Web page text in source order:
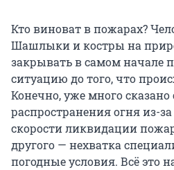
Кто виноват в пожарах?
Шашлыки и костры на
закрывать в самом начале
ситуацию до того, что
Конечно, уже много сказано
распространения огня из-
скорости ликвидации
другого — нехватка
погодные условия. Всё это